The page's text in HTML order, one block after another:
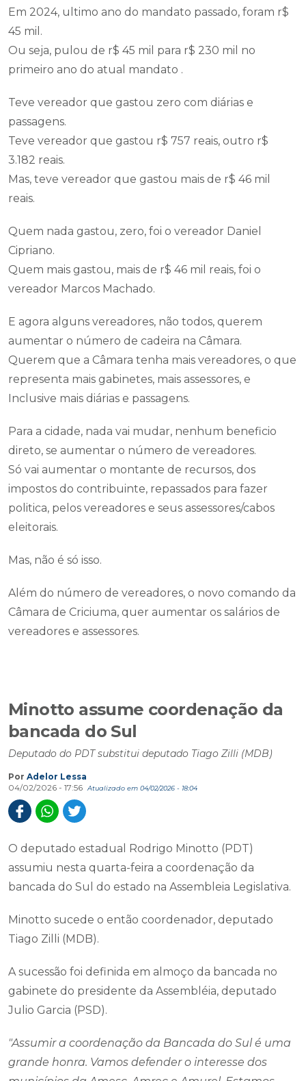
Em 2024, ultimo ano do mandato passado, foram r$
45 mil.
Ou seja, pulou de r$ 45 mil para r$ 230 mil no
primeiro ano do atual mandato .
Teve vereador que gastou zero com diárias e
passagens.
Teve vereador que gastou r$ 757 reais, outro r$
3.182 reais.
Mas, teve vereador que gastou mais de r$ 46 mil
reais.
Quem nada gastou, zero, foi o vereador Daniel
Cipriano.
Quem mais gastou, mais de r$ 46 mil reais, foi o
vereador Marcos Machado.
E agora alguns vereadores, não todos, querem
aumentar o número de cadeira na Câmara.
Querem que a Câmara tenha mais vereadores, o que
representa mais gabinetes, mais assessores, e
Inclusive mais diárias e passagens.
Para a cidade, nada vai mudar, nenhum beneficio
direto, se aumentar o número de vereadores.
Só vai aumentar o montante de recursos, dos
impostos do contribuinte, repassados para fazer
politica, pelos vereadores e seus assessores/cabos
eleitorais.
Mas, não é só isso.
Além do número de vereadores, o novo comando da
Câmara de Criciuma, quer aumentar os salários de
vereadores e assessores.
Minotto assume coordenação da
bancada do Sul
Deputado do PDT substitui deputado Tiago Zilli (MDB)
Por Adelor Lessa
04/02/2026 - 17:56
Atualizado em 04/02/2026 - 18:04
O deputado estadual Rodrigo Minotto (PDT)
assumiu nesta quarta-feira a coordenação da
bancada do Sul do estado na Assembleia Legislativa.
Minotto sucede o então coordenador, deputado
Tiago Zilli (MDB).
A sucessão foi definida em almoço da bancada no
gabinete do presidente da Assembléia, deputado
Julio Garcia (PSD).
"Assumir a coordenação da Bancada do Sul é uma
grande honra. Vamos defender o interesse dos